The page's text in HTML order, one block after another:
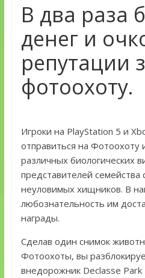
В два раза
денег и
репутации
фотоохоту.
Игроки на PlayStation 5 и
отправиться на Фотоохоту
различных биологических
представителей
неуловимых хищников. В
любознательность им
награды.
Сделав один снимок
Фотоохоты, вы
внедорожник Declasse Park